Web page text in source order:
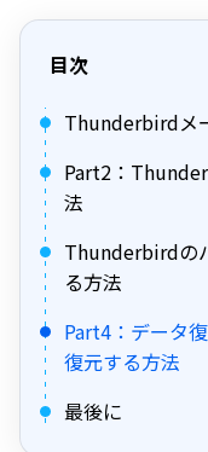
目次
Thunderbirdメ
Part2：
法
Thunderbirdの
る方法
Part4：データ
復元する方法
最後に